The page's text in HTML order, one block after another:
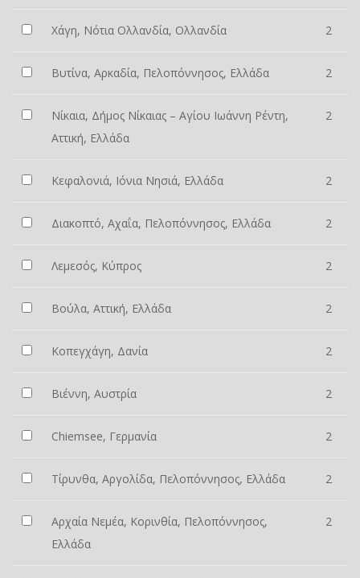
Χάγη, Νότια Ολλανδία, Ολλανδία 2
Βυτίνα, Αρκαδία, Πελοπόννησος, Ελλάδα 2
Νίκαια, Δήμος Νίκαιας – Αγίου Ιωάννη Ρέντη,
Αττική, Ελλάδα
2
Κεφαλονιά, Ιόνια Νησιά, Ελλάδα 2
Διακοπτό, Αχαΐα, Πελοπόννησος, Ελλάδα 2
Λεμεσός, Κύπρος 2
Βούλα, Αττική, Ελλάδα 2
Κοπεγχάγη, Δανία 2
Βιέννη, Αυστρία 2
Chiemsee, Γερμανία 2
Τίρυνθα, Αργολίδα, Πελοπόννησος, Ελλάδα 2
Αρχαία Νεμέα, Κορινθία, Πελοπόννησος,
Ελλάδα
2